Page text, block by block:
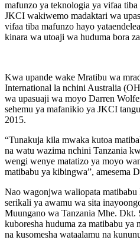
mafunzo ya teknologia ya vifaa
JKCI wakiwemo madaktari wa
vifaa tiba mafunzo hayo
kinara wa utoaji wa huduma bora
Kwa upande wake Mratibu wa
International la nchini Australia
wa upasuaji wa moyo Darren
sehemu ya mafanikio ya JKCI
2015.
“Tunakuja kila mwaka kutoa
na watu wazima nchini Tanzania
wengi wenye matatizo ya moyo
matibabu ya kibingwa”, amesema
Nao wagonjwa waliopata
serikali ya awamu wa sita
Muungano wa Tanzania Mhe. Dkt.
kuboresha huduma za matibabu
na kusomesha wataalamu na